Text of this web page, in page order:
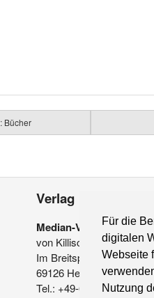
Für die
digitalen
Webseite
Nutzung
Bücher
Verlag
Median-Verlag
von Killisch-Horn GmbH
Im Breitspiel 11 a
69126 Heidelberg
Tel.: +49-6221-90 509-0